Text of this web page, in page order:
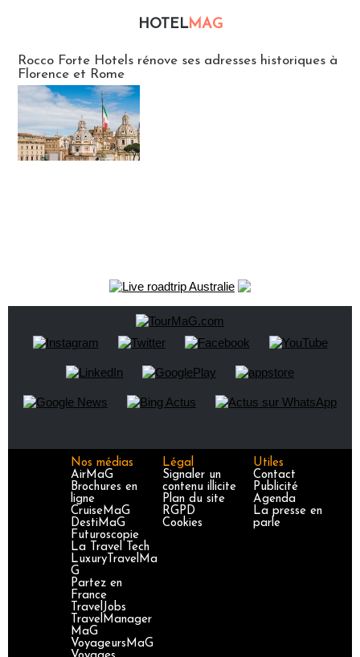
HOTELMAG
Rocco Forte Hotels rénove ses adresses historiques à
Florence et Rome
Nos médias
AirMaG
Brochures en
ligne
CruiseMaG
DestiMaG
Futuroscopie
La Travel Tech
LuxuryTravelMa
G
Partez en
France
TravelJobs
TravelManager
MaG
VoyageursMaG
Légal
Signaler un
contenu illicite
Plan du site
RGPD
Cookies
Utiles
Contact
Publicité
Agenda
La presse en
parle